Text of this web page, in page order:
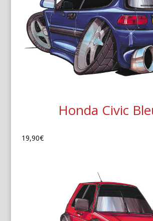
Honda Civic
19,90€